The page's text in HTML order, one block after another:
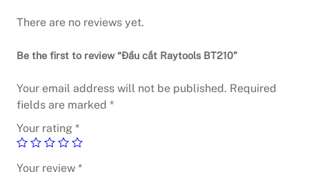
There are no reviews yet.
Be the first to review “Đầu cắt Raytools BT210”
Your email address will not be published. Required
fields are marked *
Your rating *
Your review *